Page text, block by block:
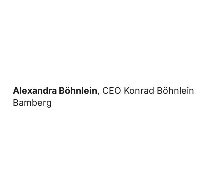
Alexandra Böhnlein, CEO Konrad Böhnlein
Bamberg